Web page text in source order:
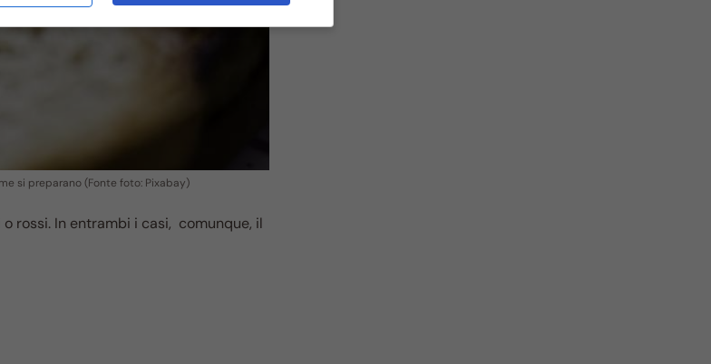
si preparano (Fonte foto: Pixabay)
rossi. In entrambi i casi, comunque, il